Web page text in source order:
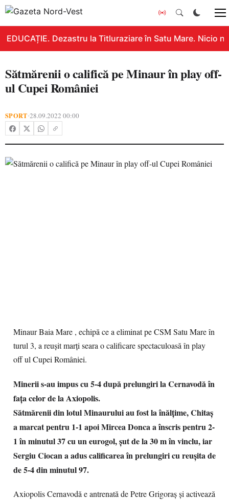
EDUCAȚIE. Dezastru la Titluraziare în Satu Mare. Nicio
Sătmărenii o califică pe Minaur în play off-
ul Cupei României
SPORT•28.09.2022 00:00
Minaur Baia Mare , echipă ce a eliminat pe CSM Satu Mare în
turul 3, a reușit marți seara o calificare spectaculoasă în play
off ul Cupei României.
Minerii s-au impus cu 5-4 după prelungiri la Cernavodă în
fața celor de la Axiopolis.
Sătmărenii din lotul Minaurului au fost la înălțime, Chitaș
a marcat pentru 1-1 apoi Mircea Donca a înscris pentru 2-
1 în minutul 37 cu un eurogol, șut de la 30 m în vinclu, iar
Sergiu Ciocan a adus calificarea în prelungiri cu reușita de
de 5-4 din minutul 97.
Axiopolis Cernavodă e antrenată de Petre Grigoraș și activează